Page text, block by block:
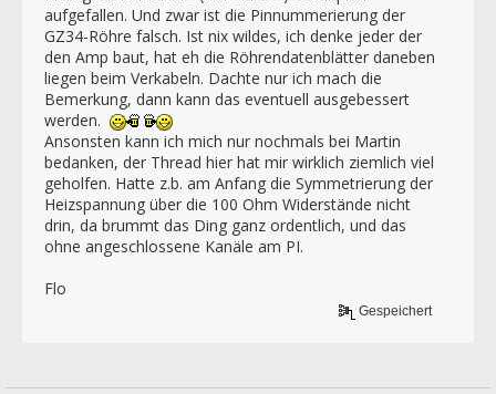
aufgefallen. Und zwar ist die Pinnummerierung der
GZ34-Röhre falsch. Ist nix wildes, ich denke jeder der
den Amp baut, hat eh die Röhrendatenblätter daneben
liegen beim Verkabeln. Dachte nur ich mach die
Bemerkung, dann kann das eventuell ausgebessert
werden.
Ansonsten kann ich mich nur nochmals bei Martin
bedanken, der Thread hier hat mir wirklich ziemlich viel
geholfen. Hatte z.b. am Anfang die Symmetrierung der
Heizspannung über die 100 Ohm Widerstände nicht
drin, da brummt das Ding ganz ordentlich, und das
ohne angeschlossene Kanäle am PI.
Flo
Gespeichert